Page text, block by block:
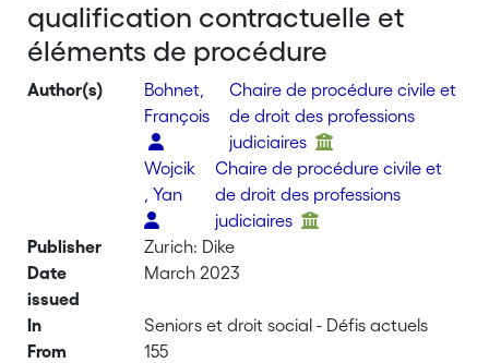
qualification contractuelle et
éléments de procédure
Author(s)
Bohnet,
François
Chaire de procédure civile et
de droit des professions
judiciaires
Wojcik
, Yan
Chaire de procédure civile et
de droit des professions
judiciaires
Publisher
Zurich: Dike
Date
issued
March 2023
In
Seniors et droit social - Défis actuels
From
155